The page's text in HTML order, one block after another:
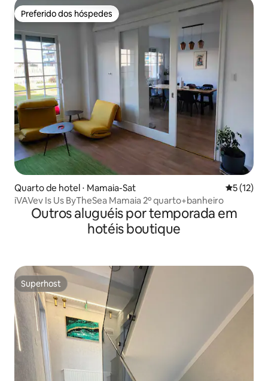
Preferido dos hóspedes
Preferido dos hóspedes
Quarto de hotel ⋅ Mamaia-Sat 5 de uma
5 (12)
iVAVev Is Us ByTheSea Mamaia 2º quarto+banheiro
Outros aluguéis por temporada em
hotéis boutique
Superhost
Superhost